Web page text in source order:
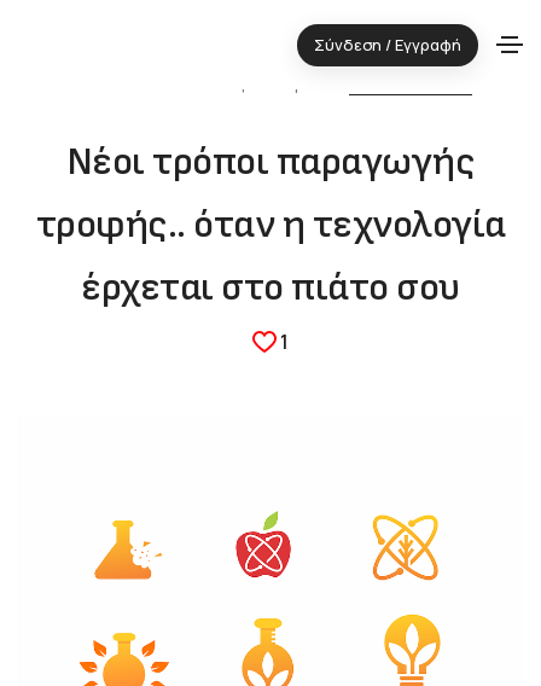
Σύνδεση / Εγγραφή
Νέοι τρόποι παραγωγής
τροφής.. όταν η τεχνολογία
έρχεται στο πιάτο σου
1